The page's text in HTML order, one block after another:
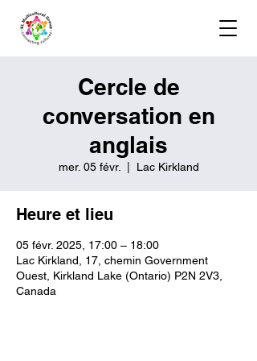
Cercle de
conversation en
anglais
mer. 05 févr. Lac Kirkland
Heure et lieu
05 févr. 2025, 17:00 – 18:00
Lac Kirkland, 17, chemin Government
Ouest, Kirkland Lake (Ontario) P2N 2V3,
Canada